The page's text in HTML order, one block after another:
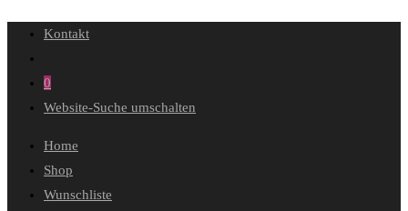
Kontakt
0
Website-Suche umschalten
Home
Shop
Wunschliste